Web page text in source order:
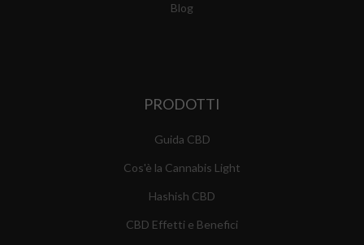
Blog
PRODOTTI
Guida CBD
Cos'è la Cannabis Light
Hashish CBD
CBD Effetti e Benefici